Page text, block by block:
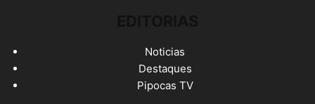
Noticias
Destaques
Pipocas TV